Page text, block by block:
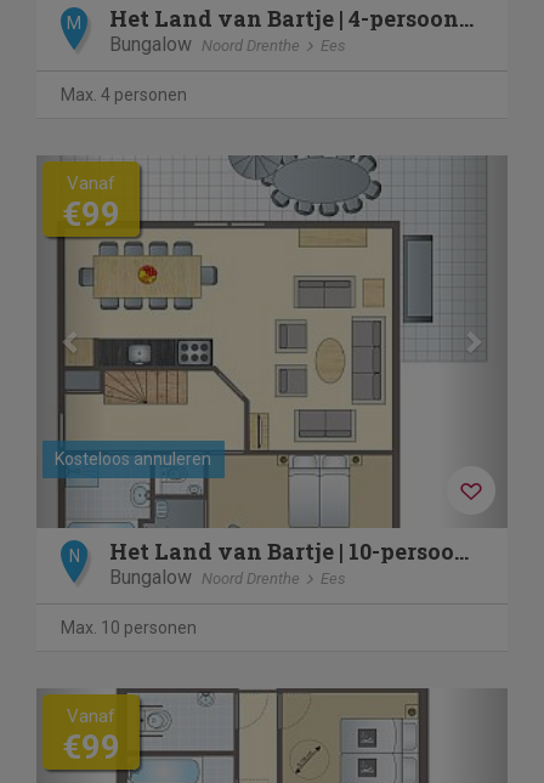
M Het Land van Bartje | 4-persoons bungalow | 4B1
Bungalow Noord Drenthe Ees
Max. 4 personen
Previous
Kosteloos annuleren
Vanaf
€99
N Het Land van Bartje | 10-persoons boerderij | 10EL
Bungalow Noord Drenthe Ees
Max. 10 personen
Previous
Vanaf
€99